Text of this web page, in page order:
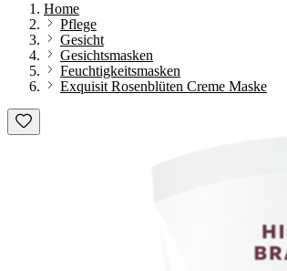
Home
Pflege
Gesicht
Gesichtsmasken
Feuchtigkeitsmasken
Exquisit Rosenblüten Creme Maske